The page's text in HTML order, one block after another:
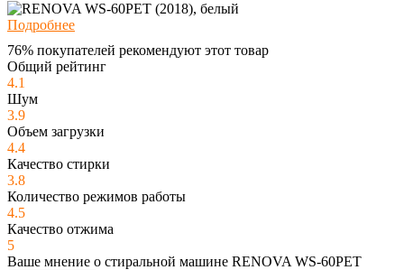
Подробнее
76% покупателей рекомендуют этот товар
Общий рейтинг
4.1
Шум
3.9
Объем загрузки
4.4
Качество стирки
3.8
Количество режимов работы
4.5
Качество отжима
5
Ваше мнение о стиральной машине RENOVA WS-60PET